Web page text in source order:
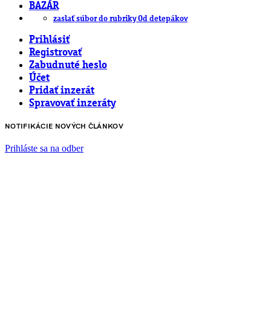
BAZÁR
zaslať súbor do rubriky Od detepákov
Prihlásiť
Registrovať
Zabudnuté heslo
Účet
Pridať inzerát
Spravovať inzeráty
NOTIFIKÁCIE NOVÝCH ČLÁNKOV
Prihláste sa na odber